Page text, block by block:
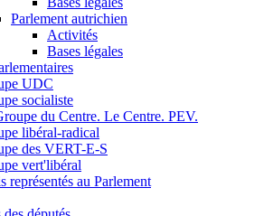
Parlement autrichien
Activités
Bases légales
UDC
socialiste
du Centre. Le Centre. PEV.
libéral-radical
des VERT-E-S
vert'libéral
représentés au Parlement